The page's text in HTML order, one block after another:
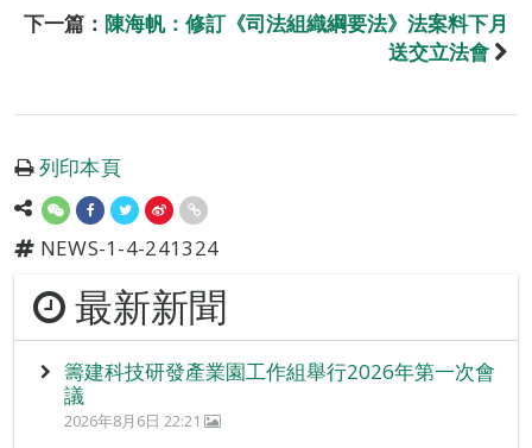
下一篇： 陳海帆：修訂《司法組織綱要法》法案料下月
送交立法會
列印本頁
NEWS-1-4-241324
最新新聞
籌建科技研發產業園工作組舉行2026年第一次會
議
2026年8月6日 22:21